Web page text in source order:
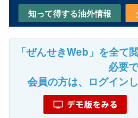
知って得する油外情報
「ぜんせきWeb」を全て
必要で
会員の方は、ログイン